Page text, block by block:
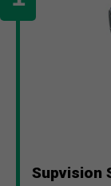
Supvision